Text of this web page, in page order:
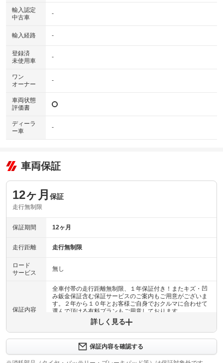
輸入認定
中古車
-
輸入経路 -
登録済
未使用車
-
ワン
オーナー
-
車両状態
評価書
ディーラ
ー車
-
車両保証
12ヶ月 保証
走行無制限
保証期間 12ヶ月
走行距離 走行無制限
ロード
サービス
無し
保証内容
全車付帯の走行距離無制限、１年保証付き！またキズ・凹
み鈑金保証含む保証サービスのご案内もご用意がございま
す。２年から１０年とお客様ご自身でおクルマに合わせて
選んで頂ける有料プランもご用意しております。
エンジンに限り１２カ月間保証致します。全国どこでも指
定修理工場、ディーラー等で修理可能です！３カ月間は車
体保証での返金キャンセルが可能です。なお、返金は車体
詳しく見る
保証内容を確認する